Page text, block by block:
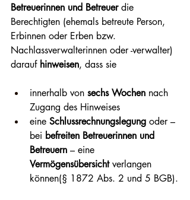
Betreuerinnen und Betreuer die
Berechtigten (ehemals betreute Person,
Erbinnen oder Erben bzw.
Nachlassverwalterinnen oder -verwalter)
darauf hinweisen, dass sie
innerhalb von sechs Wochen nach
Zugang des Hinweises
eine Schlussrechnungslegung oder –
bei befreiten Betreuerinnen und
Betreuern – eine
Vermögensübersicht verlangen
können(§ 1872 Abs. 2 und 5 BGB).